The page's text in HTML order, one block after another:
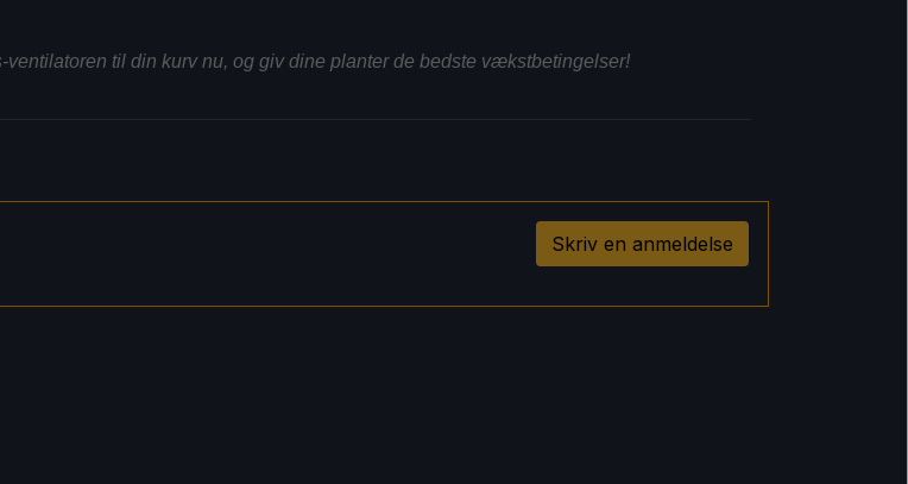
til din kurv nu, og giv dine planter de bedste vækstbetingelser!
Skriv en anmeldelse